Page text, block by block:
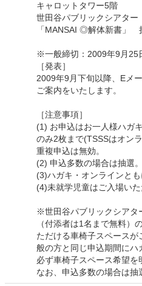
キャロットタワー5階
世田谷パブリックシアター
「MANSAI ◎解体新書」
※一般締切：2009年9月25
［発表］
2009年9月下旬以降、Eメ
ご案内をいたします。
［注意事項］
(1) お申込はお一人様ハガ
のみ2枚まで(TSSSはオン
重複申込は無効。
(2) 申込多数の場合は抽選。
(3)ハガキ・オンラインと
(4)未就学児童はご入場いた
※世田谷パブリックシアタ
（付添者は1名まで無料）
ただける車椅子スペース
般の方と同じ申込期間にハ
必ず車椅子スペース希望を
なお、申込多数の場合は抽